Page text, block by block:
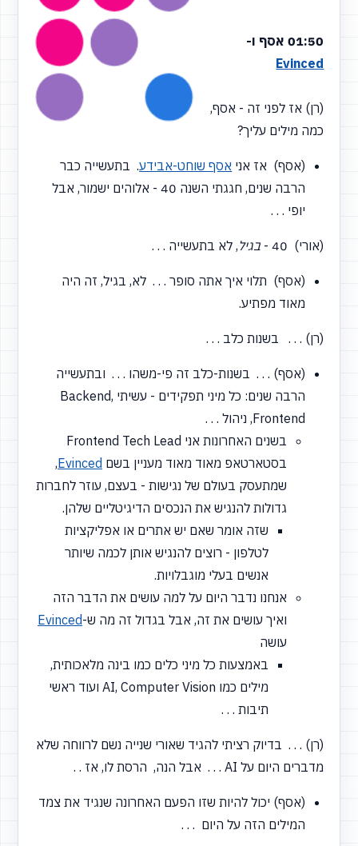
01:50 אסף ו-
Evinced
(רן) אז לפני זה - אסף,
כמה מילים עליך?
(אסף) אז אני אסף שוחט-אבידע. בתעשייה כבר
הרבה שנים, חגגתי השנה 40 - אלוהים ישמור, אבל
יופי . . .
(אורי) 40 - בגיל, לא בתעשייה . . .
(אסף) תלוי איך אתה סופר . . . לא, בגיל, זה היה
מאוד מפתיע.
(רן) . . . בשנות כלב . . .
(אסף) . . . בשנות-כלב זה פי-משהו . . . ובתעשייה
הרבה שנים: כל מיני תפקידים - עשיתי Backend,
Frontend, ניהול . . .
בשנים האחרונות אני Frontend Tech Lead
בסטארטאפ מאוד מאוד מעניין בשם Evinced
,
שמתעסק בעולם של נגישות - בעצם, עוזר לחברות
גדולות להנגיש את הנכסים הדיגיטליים שלהן.
שזה אומר שאם יש אתרים או אפליקציות
לטלפון - רוצים להנגיש אותן לכמה שיותר
אנשים בעלי מוגבלויות.
אנחנו נדבר היום על למה עושים את הדבר הזה
ואיך עושים את זה, אבל בגדול זה מה ש-Evinced
עושה
באמצעות כל מיני כלים כמו בינה מלאכותית,
מילים כמו AI, Computer Vision ועוד ראשי
תיבות . . .
(רן) . . . בדיוק רציתי להגיד שאורי שנייה נשם לרווחה שלא
מדברים היום על AI . . . אבל הנה, הרסת לו, אז . .
(אסף) יכול להיות שזו הפעם האחרונה שנגיד את צמד
המילים הזה על היום . . .